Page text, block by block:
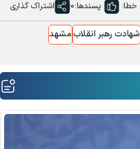
خطا پسندها:0 اشتراک گذاری
شهادت رهبر انقلابمشهد